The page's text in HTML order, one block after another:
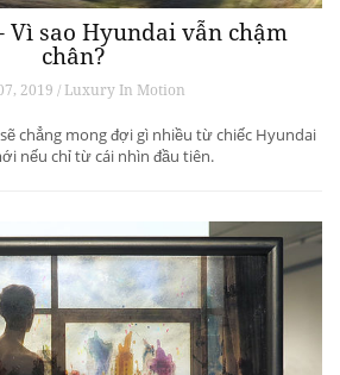
Vì sao Hyundai vẫn chậm
chân?
2019 / Luxury In Motion
chẳng mong đợi gì nhiều từ chiếc Hyundai
nếu chỉ từ cái nhìn đầu tiên.